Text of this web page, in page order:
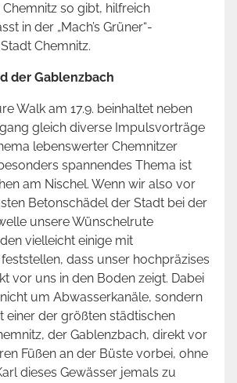
so gibt, hilfreich
in der „Mach’s Grüner“-
Chemnitz.
der Gablenzbach
Walk am 17.9. beinhaltet neben
gleich diverse Impulsvorträge
lebenswerter Chemnitzer
spannendes Thema ist
am Nischel. Wenn wir also vor
Betonschädel der Stadt bei der
unsere Wünschelrute
vielleicht einige mit
dass unser hochpräzises
vor uns in den Boden zeigt. Dabei
um Abwasserkanäle, sondern
einer der größten städtischen
der Gablenzbach, direkt vor
Füßen an der Büste vorbei, ohne
dieses Gewässer jemals zu